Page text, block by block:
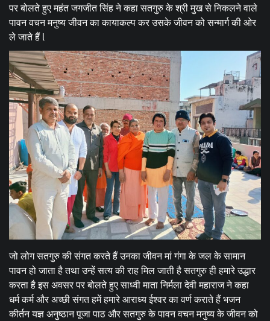
पर बोलते हुए महंत जगजीत सिंह ने कहा सतगुरु के श्री मुख से निकलने वाले
पावन वचन मनुष्य जीवन का कायाकल्प कर उसके जीवन को सन्मार्ग की ओर
ले जाते हैं l
जो लोग सतगुरु की संगत करते हैं उनका जीवन मां गंगा के जल के सामान
पावन हो जाता है तथा उन्हें सत्य की राह मिल जाती है सतगुरु ही हमारे उद्धार
करता है इस अवसर पर बोलते हुए साध्वी माता निर्मला देवी महाराज ने कहा
धर्म कर्म और अच्छी संगत हमें हमारे आराध्य ईश्वर का वर्ण कराते हैं भजन
कीर्तन यज्ञ अनुष्ठान पूजा पाठ और सतगुरु के पावन वचन मनुष्य के जीवन को